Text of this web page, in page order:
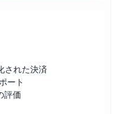
された決済
ート
評価